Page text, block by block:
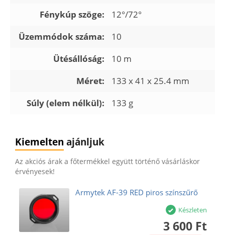
Fénykúp szöge:
12°/72°
Üzemmódok száma:
10
Ütésállóság:
10 m
Méret:
133 x 41 x 25.4 mm
Súly (elem nélkül):
133 g
Kiemelten ajánljuk
Az akciós árak a főtermékkel együtt történő vásárláskor
érvényesek!
Armytek AF-39 RED piros színszűrő
Készleten
3 600 Ft